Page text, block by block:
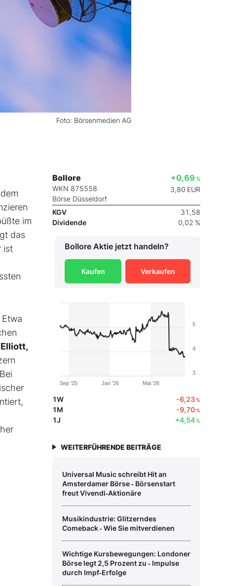
Foto: Börsenmedien AG
im
das
ist
Elliott,
Bollore
WKN 875558
Börse Düsseldorf
+0,69 %
3,80 EUR
KGV
31,58
Dividende
0,02 %
Bollore Aktie jetzt handeln?
Kaufen Verkaufen
Jan '26
Sep '25 Mai '26
3
4
5
1W -6,23%
1M -9,70%
1J +4,54%
WEITERFÜHRENDE BEITRÄGE
Universal Music schreibt Hit an
Amsterdamer Börse ‑ Börsenstart
freut Vivendi‑Aktionäre
Musikindustrie: Glitzerndes
Comeback ‑ Wie Sie mitverdienen
Wichtige Kursbewegungen: Londoner
Börse legt 2,5 Prozent zu ‑ Impulse
durch Impf‑Erfolge